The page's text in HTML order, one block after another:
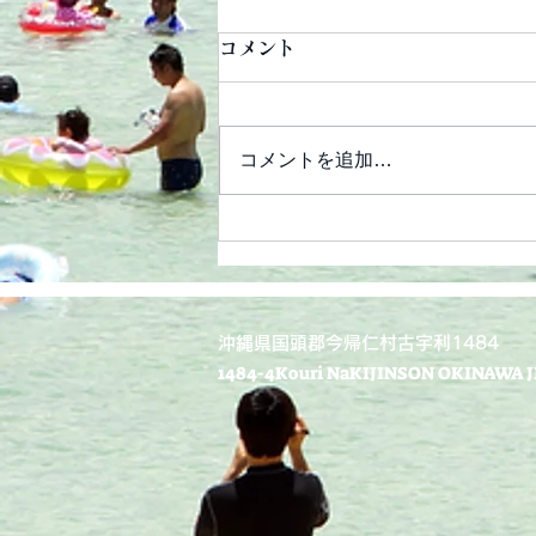
コメント
コメントを追加…
​沖縄県国頭郡今帰仁村古宇利1484
​1484-4Kouri NaKIJINSON OKINAWA